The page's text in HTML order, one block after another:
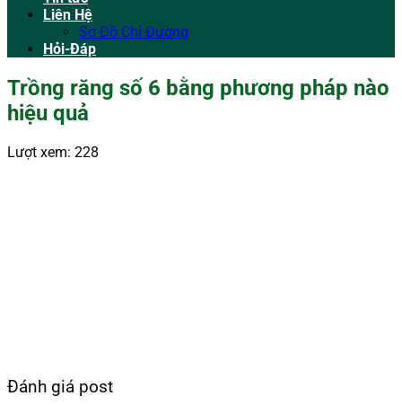
Liên Hệ
Sơ Đồ Chỉ Đường
Hỏi-Đáp
Trồng răng số 6 bằng phương pháp nào
hiệu quả
Lượt xem: 228
Đánh giá post